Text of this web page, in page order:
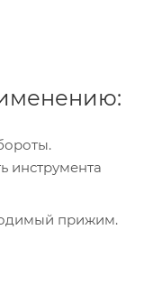
инструмента
прижим.